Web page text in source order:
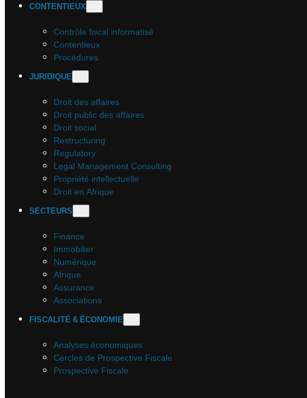
CONTENTIEUX
Contrôle fiscal informatisé
Contentieux
Procédures
JURIDIQUE
Droit des affaires
Droit public des affaires
Droit social
Restructuring
Regulatory
Legal Management Consulting
Propriété intellectuelle
Droit en Afrique
SECTEURS
Finance
Immobilier
Numérique
Afrique
Assurance
Associations
FISCALITÉ & ÉCONOMIE
Analyses économiques
Cercles de Prospective Fiscale
Prospective Fiscale